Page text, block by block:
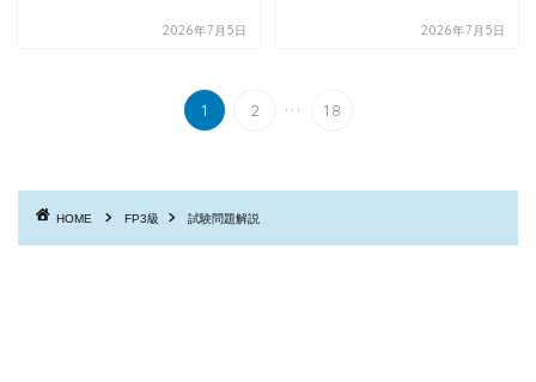
2026年7月5日 2026年7月5日
1 2 ... 18
HOME FP3級 試験問題解説